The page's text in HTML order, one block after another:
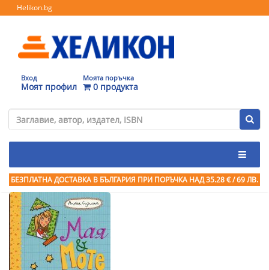
Helikon.bg
Вход
Моят профил
Моята поръчка
0 продукта
БЕЗПЛАТНА ДОСТАВКА В БЪЛГАРИЯ ПРИ ПОРЪЧКА НАД 35.28 € / 69 ЛВ.